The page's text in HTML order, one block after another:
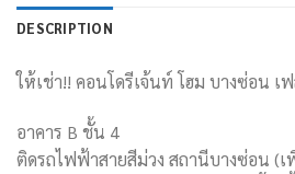
DESCRIPTION
ให้เช่า!! คอนโดรีเจ้นท์ โฮม บางซ่อน เ
อาคาร B ชั้น 4
ติดรถไฟฟ้าสายสีม่วง สถานีบางซ่อน (